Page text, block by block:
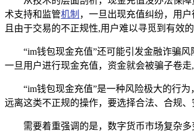
术支持和监管机制 ，一旦出现充值纠纷，用
且由于交易的不正规性,用户难以寻觅到有效
“im钱包现金充值”还可能引发金融诈骗
一旦用户进行现金充值，资金就会被骗子卷走
“im钱包现金充值”是一种风险极大的行
远离这类不正规的操作，要选择合法、合规
需要着重强调的是，数字货币市场复杂